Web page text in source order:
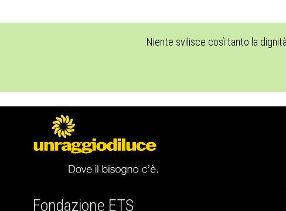
Niente svilisce così tanto la
Fondazione ETS